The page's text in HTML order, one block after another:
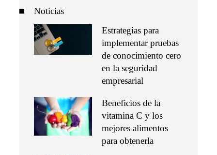
Noticias
Estrategias para
implementar pruebas
de conocimiento cero
en la seguridad
empresarial
Beneficios de la
vitamina C y los
mejores alimentos
para obtenerla